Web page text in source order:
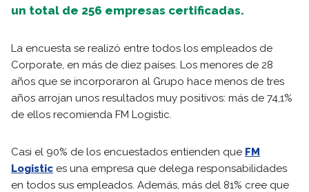
un total de 256 empresas certificadas.
La encuesta se realizó entre todos los empleados de
Corporate, en más de diez países. Los menores de 28
años que se incorporaron al Grupo hace menos de tres
años arrojan unos resultados muy positivos: más de 74,1%
de ellos recomienda FM Logistic.
Casi el 90% de los encuestados entienden que FM
Logistic es una empresa que delega responsabilidades
en todos sus empleados. Además, más del 81% cree que